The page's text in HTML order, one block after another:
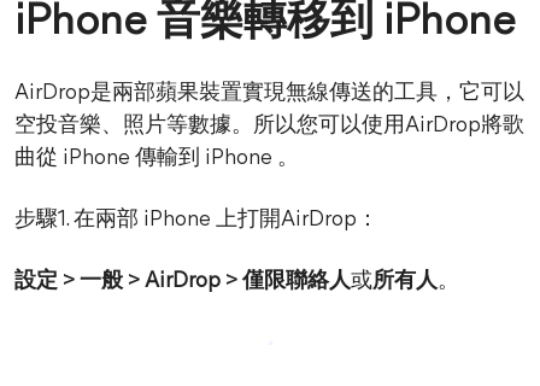
iPhone 音樂轉移到 iPhone
AirDrop是兩部蘋果裝置實現無線傳送的工具，它可以
空投音樂、照片等數據。所以您可以使用AirDrop將歌
曲從 iPhone 傳輸到 iPhone 。
步驟1. 在兩部 iPhone 上打開AirDrop：
設定 > 一般 > AirDrop > 僅限聯絡人或所有人。